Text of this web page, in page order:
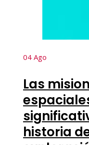
04 Ago
Las
historia